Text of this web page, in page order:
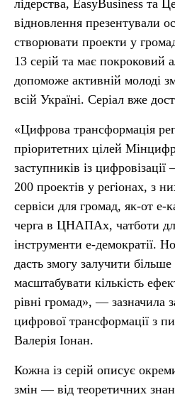
лідерства, EasyBusiness та
відновлення презентували
створювати проекти у
13 серій та має покроковий
допоможе активній молоді
всій Україні. Серіал вже
«Цифрова трансформація
пріоритетних цілей
заступників із
200 проектів у регіонах, з
сервіси для громад, як-от е-
черга в ЦНАПАх, чатботи
інструменти е-демократії.
дасть змогу залучити більше
масштабувати кількість
рівні громад», — зазначила
цифрової трансформації з
Валерія Іонан.
Кожна із серій описує
змін — від теоретичних